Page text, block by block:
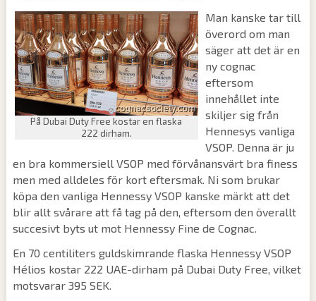
På Dubai Duty Free kostar en flaska
222 dirham.
Man kanske tar till
överord om man
säger att det är en
ny cognac
eftersom
innehållet inte
skiljer sig från
Hennesys vanliga
VSOP. Denna är ju
en bra kommersiell VSOP med förvånansvärt bra finess
men med alldeles för kort eftersmak. Ni som brukar
köpa den vanliga Hennessy VSOP kanske märkt att det
blir allt svårare att få tag på den, eftersom den överallt
succesivt byts ut mot Hennessy Fine de Cognac.
En 70 centiliters guldskimrande flaska Hennessy VSOP
Hélios kostar 222 UAE-dirham på Dubai Duty Free, vilket
motsvarar 395 SEK.